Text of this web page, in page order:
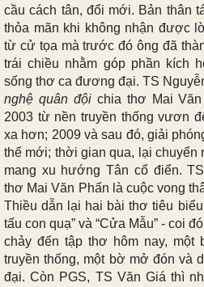
cầu cách tân, đổi mới. Bản thân
thỏa mãn khi không nhận được
từ cử tọa mà trước đó ông đã
trái chiều nhằm góp phần kích
sống thơ ca đương đại. TS
nghệ quân độichia thơ Mai Văn
2003 từ nền truyền thống vươn
xa hơn; 2009 và sau đó, giải
thế mới; thời gian qua, lại chuyển
mang xu hướng Tân cổ điển.
thơ Mai Văn Phấn là cuộc vong
Thiều dẫn lại hai bài thơ tiêu
tấu con quạ” và “Cửa Mẫu” - coi
chảy đến tập thơ hôm nay, một
truyền thống, một bờ mở đón và
đại. Còn PGS, TS Văn Giá thì